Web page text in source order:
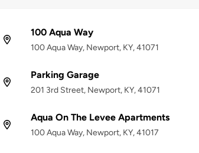
100 Aqua Way
100 Aqua Way, Newport, KY, 41071
Parking Garage
201 3rd Street, Newport, KY, 41071
Aqua On The Levee Apartments
100 Aqua Way, Newport, KY, 41017